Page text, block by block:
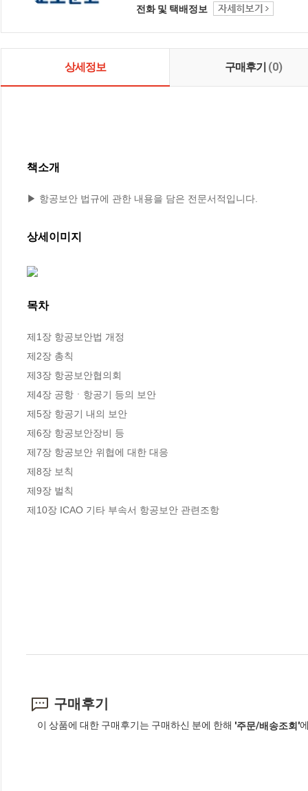
전화 및 택배정보
상세정보 구매후기 (0)
책소개
▶ 항공보안 법규에 관한 내용을 담은 전문서적입니다.
상세이미지
목차
제1장 항공보안법 개정
제2장 총칙
제3장 항공보안협의회
제4장 공항ㆍ항공기 등의 보안
제5장 항공기 내의 보안
제6장 항공보안장비 등
제7장 항공보안 위협에 대한 대응
제8장 보칙
제9장 벌칙
제10장 ICAO 기타 부속서 항공보안 관련조항
구매후기
이 상품에 대한 구매후기는 구매하신 분에 한해 '주문/배송조회'